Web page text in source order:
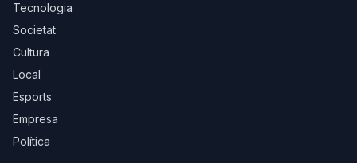
Tecnologia
Societat
Cultura
Local
Esports
Empresa
Política